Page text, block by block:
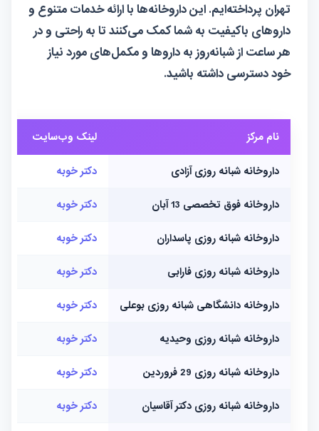
تهران پرداخته‌ایم. این داروخانه‌ها با ارائه خدمات متنوع و
داروهای باکیفیت به شما کمک می‌کنند تا به راحتی و در
هر ساعت از شبانه‌روز به داروها و مکمل‌های مورد نیاز
خود دسترسی داشته باشید.
نام مرکز لینک وب‌سایت
داروخانه شبانه روزی آزادی دکتر خوبه
داروخانه فوق تخصصی 13 آبان دکتر خوبه
داروخانه شبانه روزی پاسداران دکتر خوبه
داروخانه شبانه روزی فارابی دکتر خوبه
داروخانه دانشگاهی شبانه روزی بوعلی دکتر خوبه
داروخانه شبانه روزی وحیدیه دکتر خوبه
داروخانه شبانه روزی 29 فروردین دکتر خوبه
داروخانه شبانه روزی دکتر آقاسیان دکتر خوبه